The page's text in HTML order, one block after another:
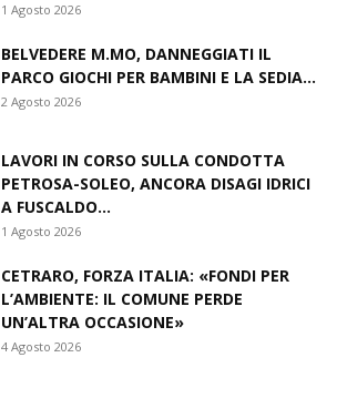
1 Agosto 2026
BELVEDERE M.MO, DANNEGGIATI IL
PARCO GIOCHI PER BAMBINI E LA SEDIA...
2 Agosto 2026
LAVORI IN CORSO SULLA CONDOTTA
PETROSA-SOLEO, ANCORA DISAGI IDRICI
A FUSCALDO...
1 Agosto 2026
CETRARO, FORZA ITALIA: «FONDI PER
L’AMBIENTE: IL COMUNE PERDE
UN’ALTRA OCCASIONE»
4 Agosto 2026